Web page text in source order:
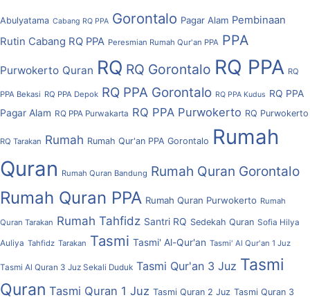
Abulyatama Cabang RQ PPA Gorontalo Pagar Alam Pembinaan
Rutin Cabang RQ PPA Peresmian Rumah Qur'an PPA PPA
Purwokerto Quran RQ RQ Gorontalo RQ PPA RQ
PPA Bekasi RQ PPA Depok RQ PPA Gorontalo RQ PPA Kudus RQ PPA
Pagar Alam RQ PPA Purwakarta RQ PPA Purwokerto RQ Purwokerto
RQ Tarakan Rumah Rumah Qur'an PPA Gorontalo Rumah
Quran Rumah Quran Bandung Rumah Quran Gorontalo
Rumah Quran PPA Rumah Quran Purwokerto Rumah
Quran Tarakan Rumah Tahfidz Santri RQ Sedekah Quran Sofia Hilya
Auliya Tahfidz Tarakan Tasmi Tasmi' Al-Qur'an Tasmi' Al Qur'an 1 Juz
Tasmi Al Quran 3 Juz Sekali Duduk Tasmi Qur'an 3 Juz Tasmi
Quran Tasmi Quran 1 Juz Tasmi Quran 2 Juz Tasmi Quran 3